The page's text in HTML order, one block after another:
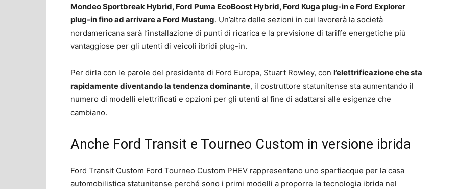
Mondeo Sportbreak Hybrid, Ford Puma EcoBoost Hybrid, Ford Kuga plug-in e Ford Explorer
plug-in fino ad arrivare a Ford Mustang. Un’altra delle sezioni in cui lavorerà la società
nordamericana sarà l’installazione di punti di ricarica e la previsione di tariffe energetiche più
vantaggiose per gli utenti di veicoli ibridi plug-in.
Per dirla con le parole del presidente di Ford Europa, Stuart Rowley, con l’elettrificazione che sta
rapidamente diventando la tendenza dominante, il costruttore statunitense sta aumentando il
numero di modelli elettrificati e opzioni per gli utenti al fine di adattarsi alle esigenze che
cambiano.
Anche Ford Transit e Tourneo Custom in versione ibrida
Ford Transit Custom Ford Tourneo Custom PHEV rappresentano uno spartiacque per la casa
automobilistica statunitense perché sono i primi modelli a proporre la tecnologia ibrida nel